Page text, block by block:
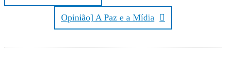
Opinião] A Paz e a Mídia